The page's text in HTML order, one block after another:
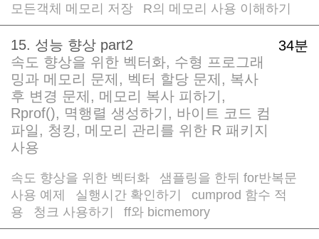
모든객체 메모리 저장
R의 메모리 사용 이해하기
34분
15. 성능 향상 part2
속도 향상을 위한 벡터화, 수형 프로그래
밍과 메모리 문제, 벡터 할당 문제, 복사
후 변경 문제, 메모리 복사 피하기,
Rprof(), 멱행렬 생성하기, 바이트 코드 컴
파일, 청킹, 메모리 관리를 위한 R 패키지
사용
속도 향상을 위한 벡터화
샘플링을 한뒤 for반복문
사용 예제
실행시간 확인하기
cumprod 함수 적
용
청크 사용하기 ff와 bicmemory